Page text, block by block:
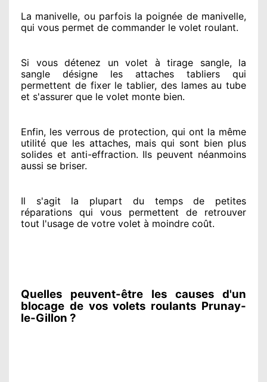
La manivelle, ou parfois la poignée de manivelle,
qui vous permet de commander le volet roulant.
Si vous détenez un volet à tirage sangle, la
sangle désigne les attaches tabliers qui
permettent de fixer le tablier, des lames au tube
et s'assurer que le volet monte bien.
Enfin, les verrous de protection, qui ont la même
utilité que les attaches, mais qui sont bien plus
solides et anti-effraction. Ils peuvent néanmoins
aussi se briser.
Il s'agit la plupart du tempsde petites
réparations qui vous permettent de retrouver
tout l'usage de votre volet à moindre coût.
Quelles peuvent-être les causes d'un
blocage de vos volets roulants Prunay-
le-Gillon ?